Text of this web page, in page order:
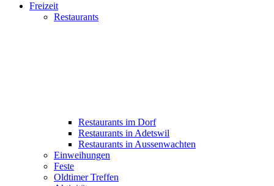
Freizeit
Restaurants
Restaurants im Dorf
Restaurants in Adetswil
Restaurants in Aussenwachten
Einweihungen
Feste
Oldtimer Treffen